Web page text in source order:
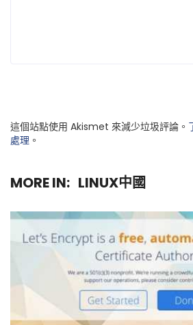
這個站點使用 Akismet 來減少垃圾評論。
處理 。
MORE IN: LINUX中國